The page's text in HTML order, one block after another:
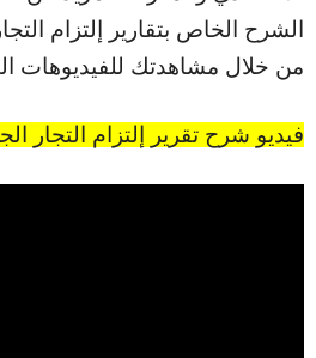
الشرح الخاص بتقارير إلتزام
من خلال مشاهدتك للفيديوهات
فيديو شرح تقرير إلتزام التجار